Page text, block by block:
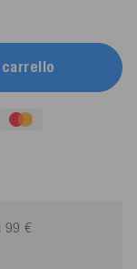
carrello
99 €